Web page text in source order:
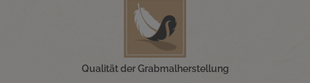
Qualität der Grabmalherstellung